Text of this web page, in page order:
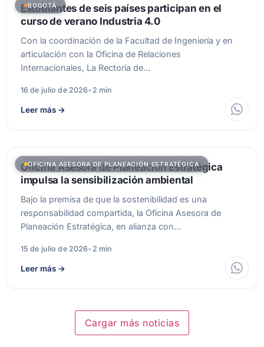
BOGOTÁ
Estudiantes de seis países participan en el
curso de verano Industria 4.0
Con la coordinación de la Facultad de Ingeniería y en
articulación con la Oficina de Relaciones
Internacionales, La Rectoría de…
16 de julio de 2026• 2 min
Leer más →
OFICINA ASESORA DE PLANEACIÓN ESTRATÉGICA
Oficina Asesora de Planeación Estratégica
impulsa la sensibilización ambiental
Bajo la premisa de que la sostenibilidad es una
responsabilidad compartida, la Oficina Asesora de
Planeación Estratégica, en alianza con…
15 de julio de 2026• 2 min
Leer más →
Cargar más noticias